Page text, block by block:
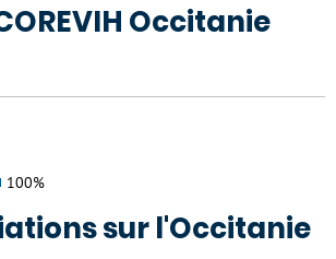
Occitanie
100%
sur l'Occitanie